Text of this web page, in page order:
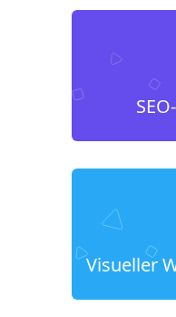
Visueller